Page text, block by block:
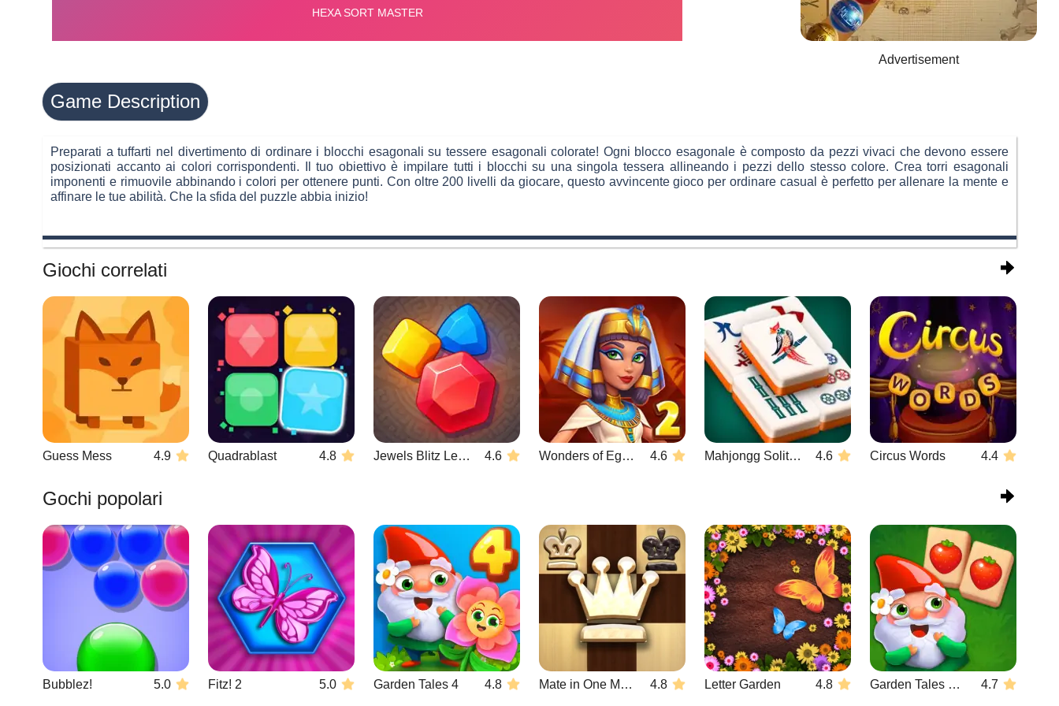
Advertisement
Game Description
Preparati a tuffarti nel divertimento di ordinare i blocchi esagonali su tessere esagonali colorate! Ogni blocco esagonale è composto da pezzi vivaci che devono essere
posizionati accanto ai colori corrispondenti. Il tuo obiettivo è impilare tutti i blocchi su una singola tessera allineando i pezzi dello stesso colore. Crea torri esagonali
imponenti e rimuovile abbinando i colori per ottenere punti. Con oltre 200 livelli da giocare, questo avvincente gioco per ordinare casual è perfetto per allenare la mente e
affinare le tue abilità. Che la sfida del puzzle abbia inizio!
Giochi correlati
Guess Mess 4.9 Quadrablast 4.8 Jewels Blitz Legends 4.6 Wonders of Egypt Match 2 4.6 Mahjongg Solitaire 4.6 Circus Words 4.4
Gochi popolari
Bubblez! 5.0 Fitz! 2 5.0 Garden Tales 4 4.8 Mate in One Move 4.8 Letter Garden 4.8 Garden Tales Mahjong 4.7